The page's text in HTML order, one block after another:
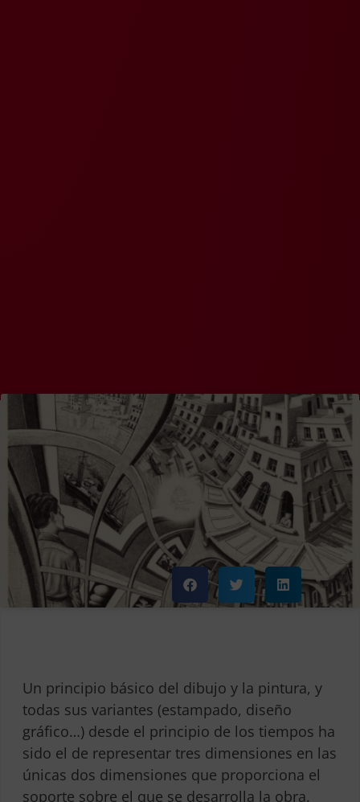
Un principio básico del dibujo y la pintura, y
todas sus variantes (estampado, diseño
gráfico…) desde el principio de los tiempos ha
sido el de representar tres dimensiones en las
únicas dos dimensiones que proporciona el
soporte sobre el que se desarrolla la obra.